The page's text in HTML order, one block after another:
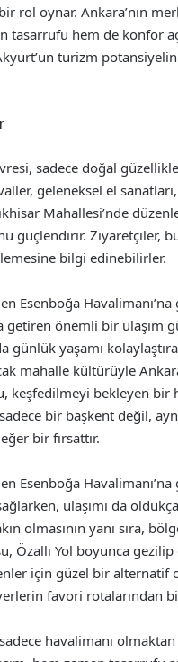
rol oynar. Ankara’nın
tasarrufu hem de konfor
turizm
sadece doğal
geleneksel el
Mahallesi’nde
güçlendirir. Ziyaretçiler,
bilgi edinebilirler.
Esenboğa
önemli bir ulaşım
günlük yaşamı
mahalle kültürüyle
keşfedilmeyi bekleyen
bir başkent değil,
bir fırsattır.
Esenboğa
ulaşımı da
olmasının yanı sıra,
Özallı Yol boyunca
için güzel bir alternatif
favori rotalarından
havalimanı